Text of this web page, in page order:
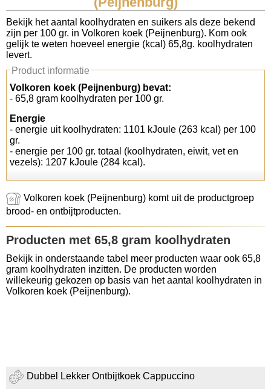
Koolhydraten tellen
Links
Bekijk het aantal koolhydraten en suikers als deze bekend
zijn per 100 gr. in Volkoren koek (Peijnenburg). Kom ook
gelijk te weten hoeveel energie (kcal) 65,8g. koolhydraten
levert.
Product informatie
Volkoren koek (Peijnenburg) bevat:
- 65,8 gram koolhydraten per 100 gr.
Energie
- energie uit koolhydraten: 1101 kJoule (263 kcal) per 100
gr.
- energie per 100 gr. totaal (koolhydraten, eiwit, vet en
vezels): 1207 kJoule (284 kcal).
Volkoren koek (Peijnenburg) komt uit de productgroep
brood- en ontbijtproducten.
Producten met 65,8 gram koolhydraten
Bekijk in onderstaande tabel meer producten waar ook 65,8
gram koolhydraten inzitten. De producten worden
willekeurig gekozen op basis van het aantal koolhydraten in
Volkoren koek (Peijnenburg).
Dubbel Lekker Ontbijtkoek Cappuccino